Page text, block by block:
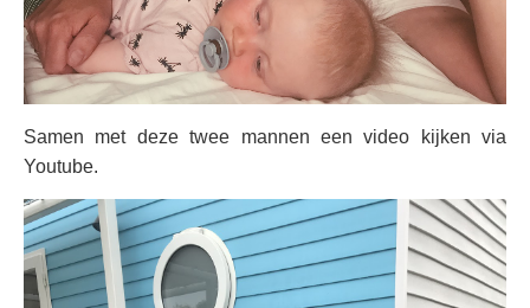
Samen met deze twee mannen een video kijken via
Youtube.